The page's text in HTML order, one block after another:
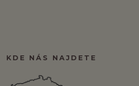
KDE NÁS NAJDETE